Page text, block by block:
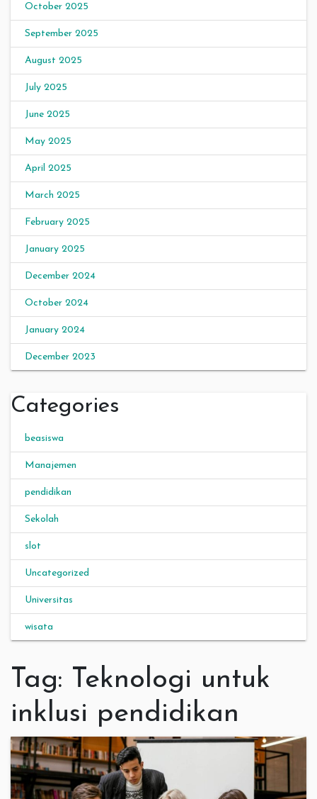
October 2025
September 2025
August 2025
July 2025
June 2025
May 2025
April 2025
March 2025
February 2025
January 2025
December 2024
October 2024
January 2024
December 2023
Categories
beasiswa
Manajemen
pendidikan
Sekolah
slot
Uncategorized
Universitas
wisata
Tag: Teknologi untuk
inklusi pendidikan